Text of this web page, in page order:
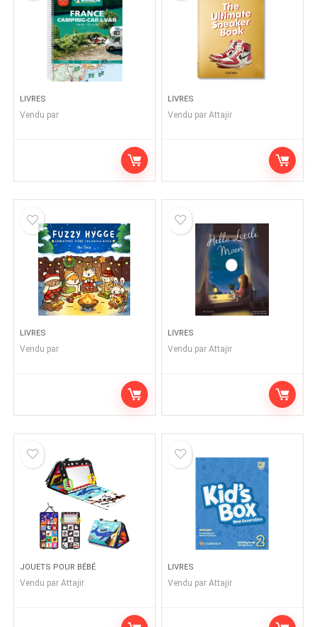
LIVRES
Vendu par
LIVRES
Vendu par Attajir
LIVRES
Vendu par
LIVRES
Vendu par Attajir
JOUETS POUR BÉBÉ
Vendu par Attajir
LIVRES
Vendu par Attajir